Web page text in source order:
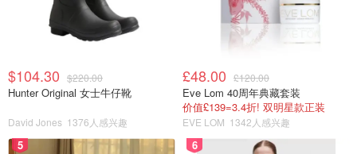
$104.30 $220.00
Hunter Original 女士牛仔靴
David Jones 1376人感兴趣
£48.00 £120.00
Eve Lom 40周年典藏套装
价值£139=3.4折! 双明星款正装
EVE LOM 1342人感兴趣
5 6